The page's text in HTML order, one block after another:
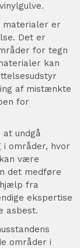
materialer er
Det er
for tegn
kan
af mistænkte
for
undgå
områder, hvor
være
det medføre
fra
ekspertise
asbest.
områder i